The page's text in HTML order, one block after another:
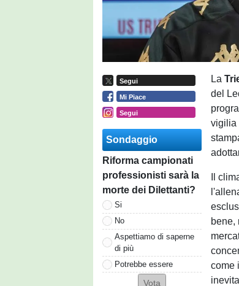
Segui
Mi Piace
Segui
Sondaggio
Riforma campionati
professionisti sarà la
morte dei Dilettanti?
Si
No
Aspettiamo di saperne
di più
Potrebbe essere
La
del
vigilia
Il
bene,
come